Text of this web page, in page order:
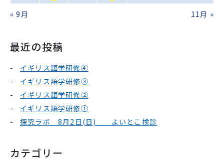
« 9月 11月 »
最近の投稿
イギリス語学研修④
イギリス語学研修③
イギリス語学研修②
イギリス語学研修①
探究ラボ 8月2日(日) よいとこ検診
カテゴリー